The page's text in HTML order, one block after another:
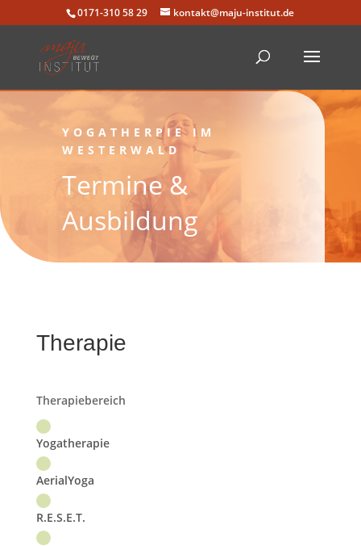
0171-310 58 29 kontakt@maju-institut.de
YOGATHERPIE IM
WESTERWALD
Termine &
Ausbildung
Therapie
Therapiebereich
Yogatherapie
AerialYoga
R.E.S.E.T.